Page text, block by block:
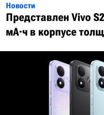
Новости
Представлен Vivo
мА·ч в корпусе